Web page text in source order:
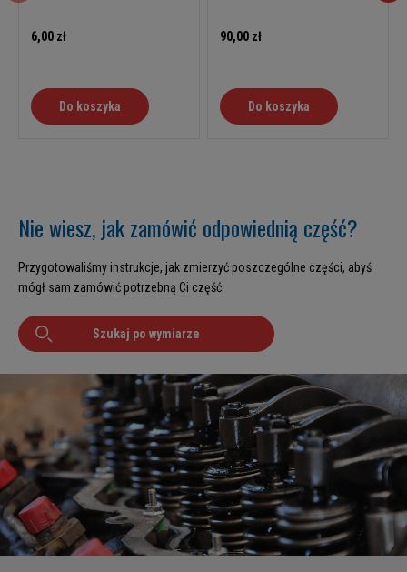
6,00 zł
Do koszyka
90,00 zł
Do koszyka
Nie wiesz, jak zamówić odpowiednią część?
Przygotowaliśmy instrukcje, jak zmierzyć poszczególne części, abyś
mógł sam zamówić potrzebną Ci część.
Szukaj po wymiarze